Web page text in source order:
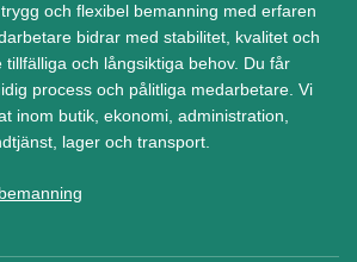
och flexibel bemanning med erfaren
bidrar med stabilitet, kvalitet och
och långsiktiga behov. Du får
process och pålitliga medarbetare. Vi
inom butik, ekonomi, administration,
lager och transport.